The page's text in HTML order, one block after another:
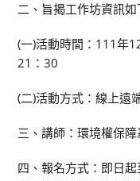
二、旨揭工作坊資訊如
(一)活動時間：111年
21：30
(二)活動方式：線上遠
三、講師：環境權保
四、報名方式：即日